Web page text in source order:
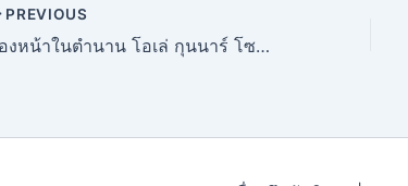
PREVIOUS
กองหน้าในตำนาน โอเล่ กุนนาร์ โซลชาร์